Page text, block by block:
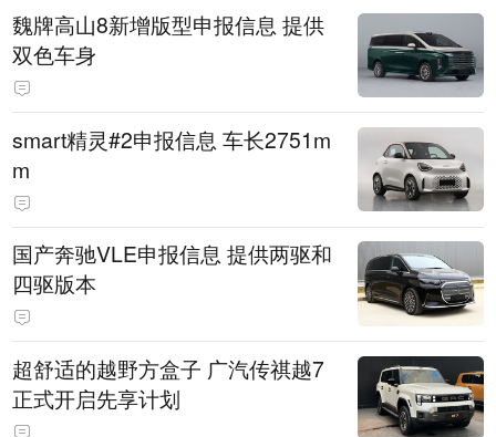
魏牌高山8新增版型申报信息 提供
双色车身
smart精灵#2申报信息 车长2751m
m
国产奔驰VLE申报信息 提供两驱和
四驱版本
超舒适的越野方盒子 广汽传祺越7
正式开启先享计划